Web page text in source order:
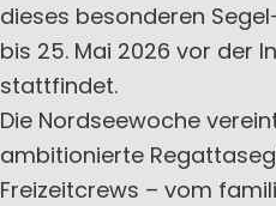
dieses besonderen
bis 25. Mai 2026 vor der
stattfindet.
Die Nordseewoche
ambitionierte
Freizeitcrews – vom